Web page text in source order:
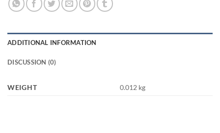
ADDITIONAL INFORMATION
DISCUSSION (0)
WEIGHT 0.012 kg